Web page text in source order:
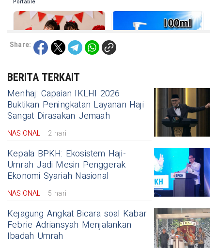
Share:
BERITA TERKAIT
Menhaj: Capaian IKLHI 2026
Buktikan Peningkatan Layanan Haji
Sangat Dirasakan Jemaah
NASIONAL 2 hari
Kepala BPKH: Ekosistem Haji-
Umrah Jadi Mesin Penggerak
Ekonomi Syariah Nasional
NASIONAL 5 hari
Kejagung Angkat Bicara soal Kabar
Febrie Adriansyah Menjalankan
Ibadah Umrah